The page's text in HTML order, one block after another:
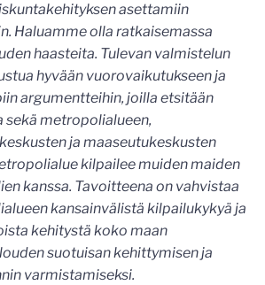
asettamiin
Haluamme olla ratkaisemassa
haasteita. Tulevan valmistelun
hyvään vuorovaikutukseen ja
argumentteihin, joilla etsitään
sekä metropolialueen,
ja maaseutukeskusten
kilpailee muiden maiden
kanssa. Tavoitteena on vahvistaa
kansainvälistä kilpailukykyä ja
kehitystä koko maan
suotuisan kehittymisen ja
varmistamiseksi.